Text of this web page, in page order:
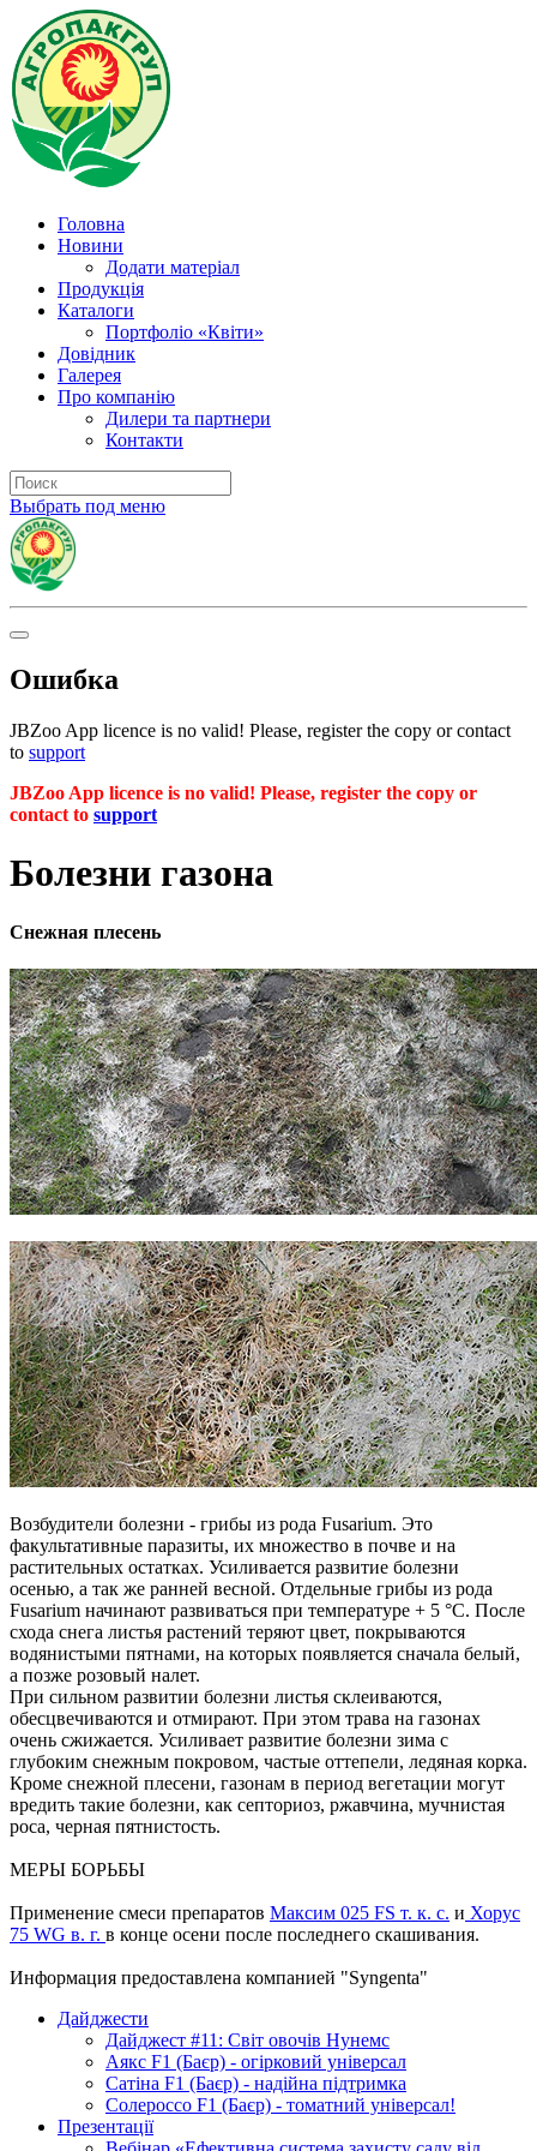
Головна
Новини
Додати матеріал
Продукція
Каталоги
Портфоліо «Квіти»
Довідник
Галерея
Про компанію
Дилери та партнери
Контакти
Выбрать под меню
Ошибка
JBZoo App licence is no valid! Please, register the copy or contact
to support
JBZoo App licence is no valid! Please, register the copy or
contact to support
Болезни газона
Снежная плесень
Возбудители болезни - грибы из рода Fusarium. Это
факультативные паразиты, их множество в почве и на
растительных остатках. Усиливается развитие болезни
осенью, а так же ранней весной. Отдельные грибы из рода
Fusarium начинают развиваться при температуре + 5 °С. После
схода снега листья растений теряют цвет, покрываются
водянистыми пятнами, на которых появляется сначала белый,
а позже розовый налет.
При сильном развитии болезни листья склеиваются,
обесцвечиваются и отмирают. При этом трава на газонах
очень сжижается. Усиливает развитие болезни зима с
глубоким снежным покровом, частые оттепели, ледяная корка.
Кроме снежной плесени, газонам в период вегетации могут
вредить такие болезни, как септориоз, ржавчина, мучнистая
роса, черная пятнистость.
МЕРЫ БОРЬБЫ
Применение смеси препаратов Максим 025 FS т. к. с. и Хорус
75 WG в. г. в конце осени после последнего скашивания.
Информация предоставлена компанией "Syngenta"
Дайджести
Дайджест #11: Світ овочів Нунемс
Аякс F1 (Баєр) - огірковий універсал
Сатіна F1 (Баєр) - надійна підтримка
Солероссо F1 (Баєр) - томатний універсал!
Презентації